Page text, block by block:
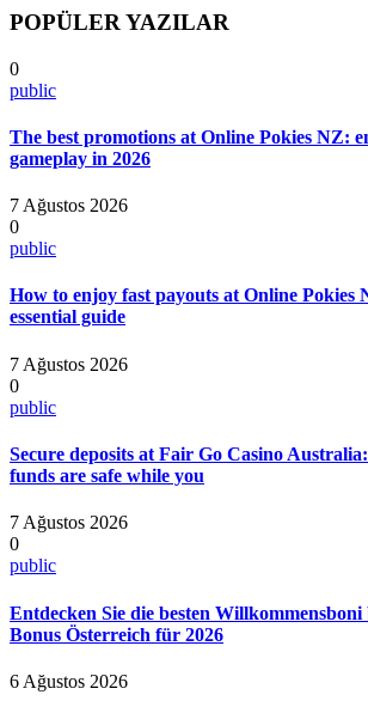
POPÜLER YAZILAR
0
public
The best promotions at Online Pokies NZ:
gameplay in 2026
7 Ağustos 2026
0
public
How to enjoy fast payouts at Online Pokies
essential guide
7 Ağustos 2026
0
public
Secure deposits at Fair Go Casino
funds are safe while you
7 Ağustos 2026
0
public
Entdecken Sie die besten Willkommensboni
Bonus Österreich für 2026
6 Ağustos 2026